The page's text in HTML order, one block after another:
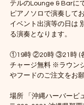
テルのLounge & Barに
ピアノソロで演奏して
イベント出演等の日は
る演奏となります。
①19時 ②20時 ③21時 (
チャージ無料 ※ラウン
やフードのご注文をお
場所 「沖縄ハーバービ